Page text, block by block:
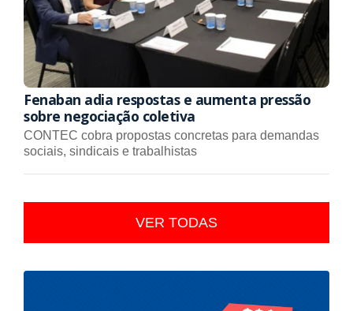
Fenaban adia respostas e aumenta pressão
sobre negociação coletiva
CONTEC cobra propostas concretas para demandas
sociais, sindicais e trabalhistas
VER TODAS